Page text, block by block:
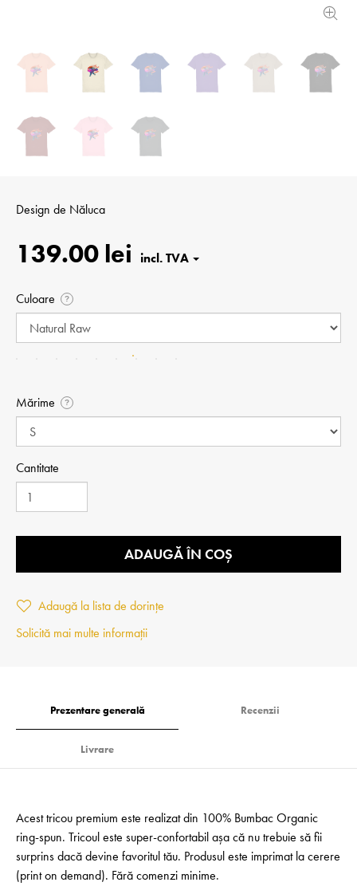
Design de Năluca
139.00 lei
Culoare ?
Mărime ?
Cantitate
ADAUGĂ ÎN COȘ
Adaugă la lista de dorințe
Solicită mai multe informații
Prezentare generală Recenzii
Livrare
Acest tricou premium este realizat din 100% Bumbac Organic
ring-spun. Tricoul este super-confortabil așa că nu trebuie să fii
surprins dacă devine favoritul tău. Produsul este imprimat la cerere
(print on demand). Fără comenzi minime.